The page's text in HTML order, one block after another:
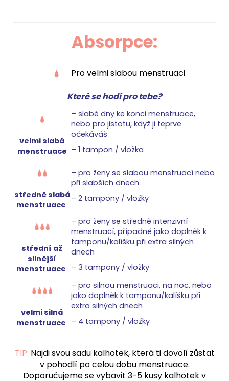
Absorpce:
Pro velmi slabou menstruaci
Které se hodí pro tebe?
velmi slabá
menstruace
–⁠ slabé dny ke konci menstruace,
nebo pro jistotu, když ji teprve
očekáváš
–⁠ 1 tampon / vložka
středně slabá
menstruace
–⁠ pro ženy se slabou menstruací nebo
při slabších dnech
–⁠ 2 tampony / vložky
střední až
silnější
menstruace
–⁠ pro ženy se středně intenzivní
menstruací, případně jako doplněk k
tamponu/kalíšku při extra silných
dnech
–⁠ 3 tampony / vložky
velmi silná
menstruace
–⁠ pro silnou menstruaci, na noc, nebo
jako doplněk k tamponu/kalíšku při
extra silných dnech
–⁠ 4 tampony / vložky
TIP: Najdi svou sadu kalhotek, která ti dovolí zůstat
v pohodlí po celou dobu menstruace.
Doporučujeme se vybavit 3-5 kusy kalhotek v